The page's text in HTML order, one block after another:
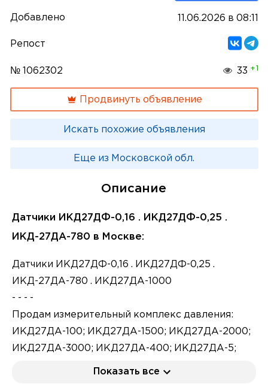
Добавлено 11.06.2026 в 08:11
Репост
№ 1062302 33 +1
Продвинуть объявление
Искать похожие объявления
Еще из Московской обл.
Описание
Датчики ИКД27ДФ-0,16 . ИКД27ДФ-0,25 .
ИКД-27ДА-780 в Москве:
Датчики ИКД27ДФ-0,16 . ИКД27ДФ-0,25 .
ИКД-27ДА-780 . ИКД27ДА-1000
- - - -
Продам измерительный комплекс давления:
ИКД27ДА-100; ИКД27ДА-1500; ИКД27ДА-2000;
ИКД27ДА-3000; ИКД27ДА-400; ИКД27ДА-5;
ИКД27Да-780; ИКД27ДА-830; ИКД27ДФ-0,016;
Показать все